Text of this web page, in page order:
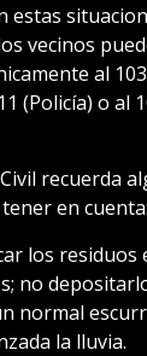
estas
vecinos
al
(Policía) o al
recuerda
en cuenta:
los residuos
no
normal
la lluvia.